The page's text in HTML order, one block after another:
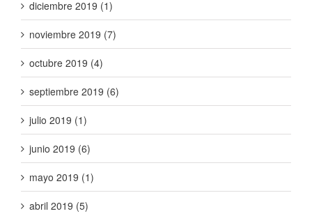
diciembre 2019 (1)
noviembre 2019 (7)
octubre 2019 (4)
septiembre 2019 (6)
julio 2019 (1)
junio 2019 (6)
mayo 2019 (1)
abril 2019 (5)